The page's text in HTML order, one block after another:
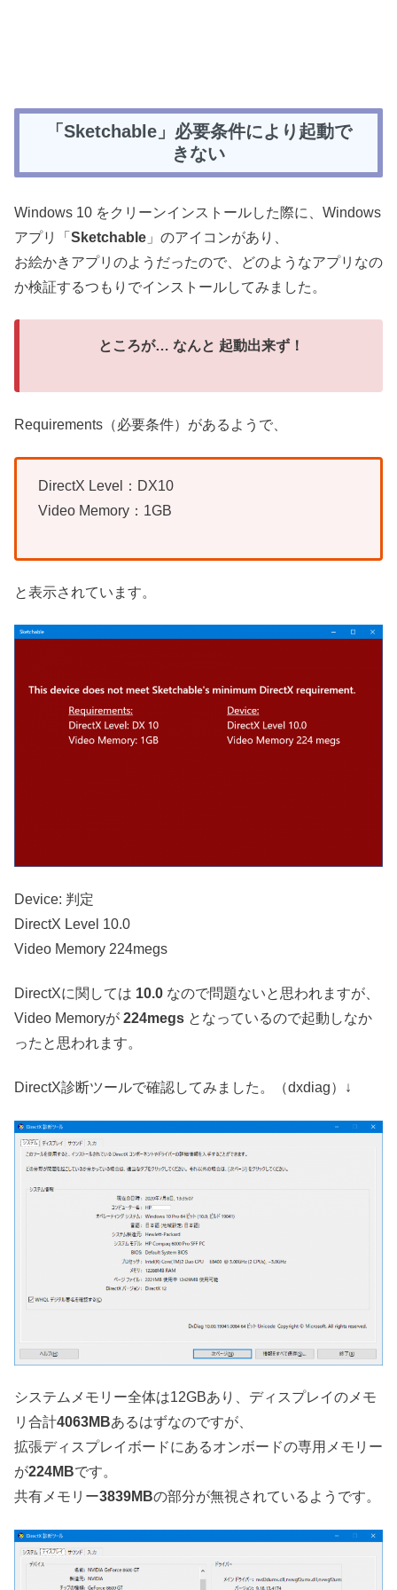
「Sketchable」必要条件により起動で
きない
Windows 10 をクリーンインストールした際に、Windows
アプリ「 Sketchable 」のアイコンがあり、
お絵かきアプリのようだったので、どのようなアプリなの
か検証するつもりでインストールしてみました。
ところが… なんと 起動出来ず！
Requirements（必要条件）があるようで、
DirectX Level：DX10
Video Memory：1GB
と表示されています。
Device: 判定
DirectX Level 10.0
Video Memory 224megs
DirectXに関しては 10.0 なので問題ないと思われますが、
Video Memoryが 224megs となっているので起動しなか
ったと思われます。
DirectX診断ツールで確認してみました。（dxdiag）↓
システムメモリー全体は12GBあり、ディスプレイのメモ
リ合計4063MBあるはずなのですが、
拡張ディスプレイボードにあるオンボードの専用メモリー
が224MBです。
共有メモリー3839MBの部分が無視されているようです。